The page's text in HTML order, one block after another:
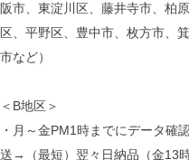
阪市、東淀川区、藤井寺市、柏
区、平野区、豊中市、枚方市、
市など）
＜B地区＞
・月～金PM1時までにデータ
送→（最短）翌々日納品（金13